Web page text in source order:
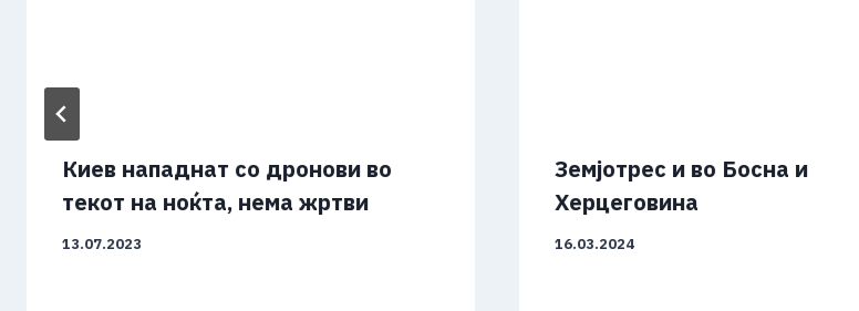
Киев нападнат со дронови во
текот на ноќта, нема жртви
13.07.2023
Земјотрес и во Босна и
Херцеговина
16.03.2024